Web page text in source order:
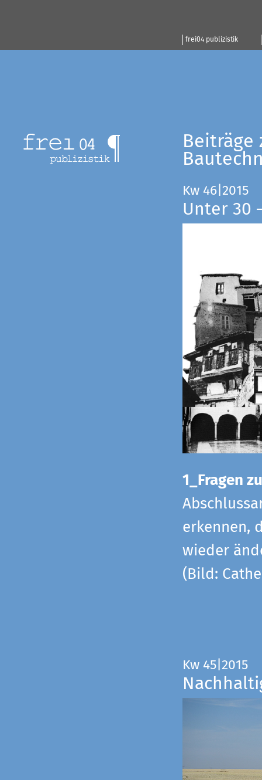
frei04 publizistik
Beiträge
Kw 46|2015
Unter 30
1_Fragen
erkennen,
wieder
(Bild:
Kw 45|2015